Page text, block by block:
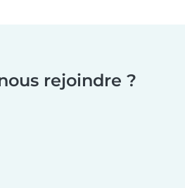
rejoindre ?